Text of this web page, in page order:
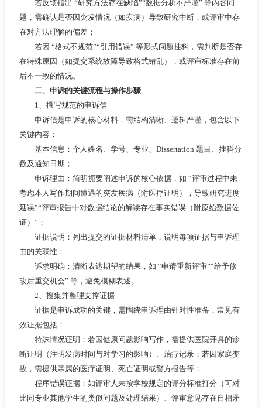
若反馈指出 “研究方法存在缺陷”“数据分析不严谨” 等内容问
题，需确认是否因突发情况（如疾病）导致研究中断，或评审中存
在对方法理解的偏差；
若因 “格式不规范”“引用错误” 等形式问题挂科，需判断是否存
在特殊原因（如提交系统故障导致格式错乱），或评审标准存在前
后不一致的情况。
二、申诉的关键流程与操作步骤
1、撰写规范的申诉信
申诉信是申诉的核心材料，需结构清晰、逻辑严谨，包含以下
关键内容：
基本信息：个人姓名、学号、专业、Dissertation 题目、挂科分
数及通知日期；
申诉理由：简明扼要阐述申诉的核心依据，如 “评审过程中未
考虑本人写作期间遭遇的突发疾病（附医疗证明），导致研究进度
延误”“评审报告中对数据结论的解读存在事实错误（附原始数据佐
证）”；
证据说明：列出提交的证据材料清单，说明每项证据与申诉理
由的关联性；
诉求明确：清晰表达期望的结果，如 “申请重新评审”“给予修
改后重交机会” 等，避免模糊表述。
2、搜集并整理支撑证据
证据是申诉成功的关键，需围绕申诉理由针对性准备，常见有
效证据包括：
特殊情况证明：若因健康问题影响写作，需提供医院开具的诊
断证明（注明发病时间与对学习的影响）、治疗记录；若因家庭变
故，需提供亲属的医疗证明、死亡证明或警方报告等；
程序错误证据：如评审人未按学校规定的评分标准打分（可对
比同专业其他学生的类似问题及处理结果）、评审意见存在自相矛